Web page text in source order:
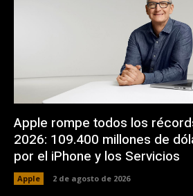
Apple rompe todos los
2026: 109.400 millones de
por el iPhone y los Servicios
Apple 2 de agosto de 2026